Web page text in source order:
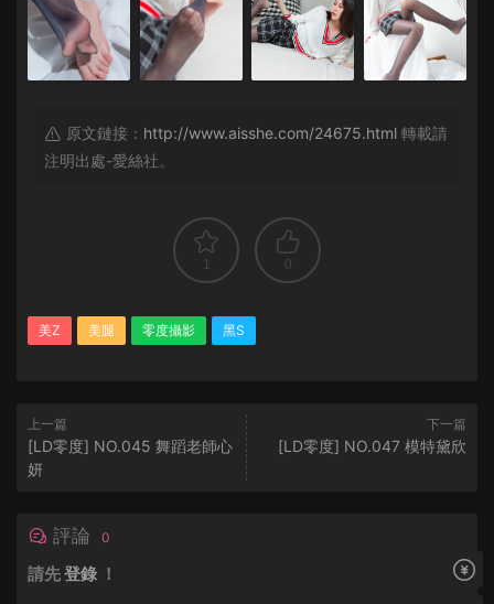
原文鏈接： http://www.aisshe.com/24675.html 轉載請
注明出處-愛絲社。
1 0
美Z 美腿 零度攝影 黑S
上一篇
[LD零度] NO.045 舞蹈老師心
妍
下一篇
[LD零度] NO.047 模特黛欣
評論 0
請先登錄 ！